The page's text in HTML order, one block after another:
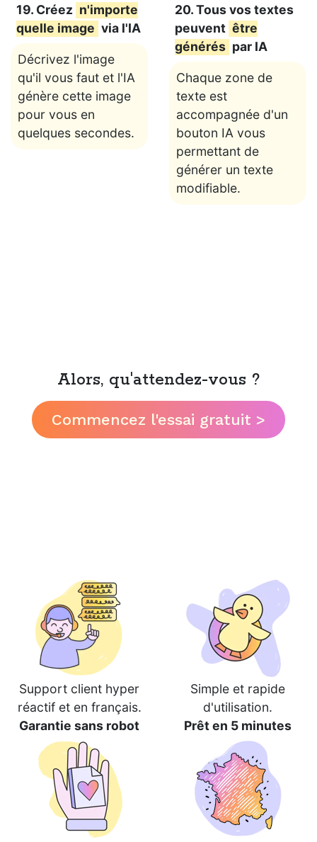
19. Créez n'importe
quelle image via l'IA
Décrivez l'image
qu'il vous faut et l'IA
génère cette image
pour vous en
quelques secondes.
20. Tous vos textes
peuvent être
générés par IA
Chaque zone de
texte est
accompagnée d'un
bouton IA vous
permettant de
générer un texte
modifiable.
Alors, qu'attendez-vous ?
Commencez l'essai gratuit >
Support client hyper
réactif et en français.
Garantie sans robot
Simple et rapide
d'utilisation.
Prêt en 5 minutes